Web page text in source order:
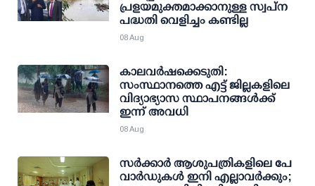
പ്രളയമുക്തമാക്കാനുള്ള സ്വപ്ന
പദ്ധതി വെളിച്ചം കണ്ടില്ല
08 Aug
കാലവര്‍ഷക്കെടുതി:
സംസ്ഥാനത്തെ എട്ട് ജില്ലകളിലെ
വിദ്യാഭ്യാസ സ്ഥാപനങ്ങള്‍ക്ക്
ഇന്ന് അവധി
08 Aug
സര്‍ക്കാര്‍ ആശുപത്രികളിലെ പേ
വാര്‍ഡുകള്‍ ഇനി എല്ലാവര്‍ക്കും;